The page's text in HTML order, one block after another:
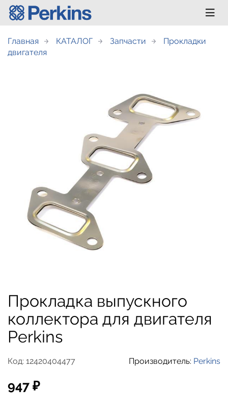
Главная КАТАЛОГ Запчасти
Прокладки
двигателя
Прокладка выпускного
коллектора для двигателя
Perkins
Код: 12420404477 Производитель: Perkins
947 ₽